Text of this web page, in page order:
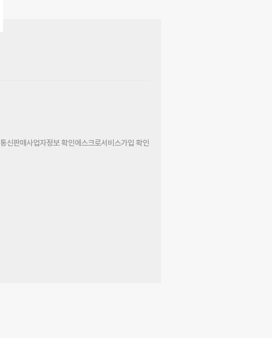
통신판매사업자정보 확인에스크로서비스가입 확인